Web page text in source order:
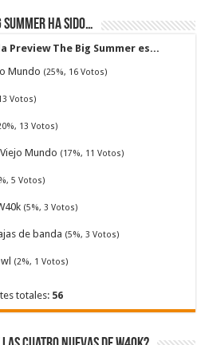
ha sido…
Preview The Big Summer es...
Mundo (25%, 16 Votos)
Votos)
13 Votos)
Mundo (17%, 11 Votos)
5 Votos)
(5%, 3 Votos)
de banda (5%, 3 Votos)
(2%, 1 Votos)
totales: 56